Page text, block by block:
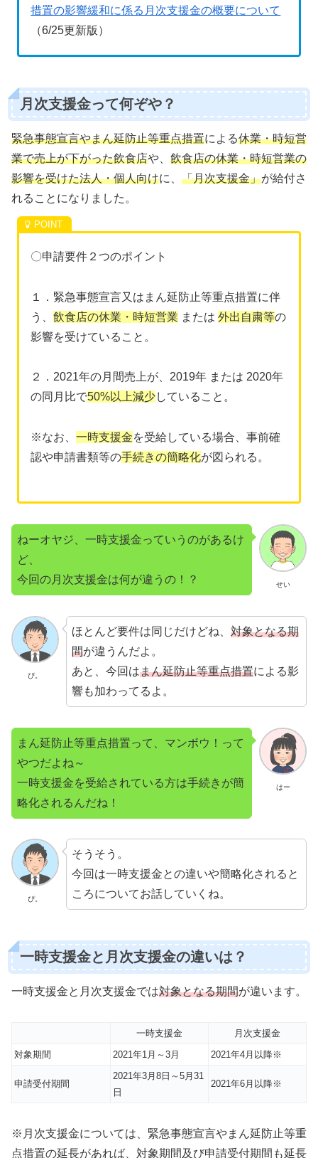
措置の影響緩和に係る⽉次⽀援⾦の概要について
（6/25更新版）
月次支援金って何ぞや？
緊急事態宣言やまん延防止等重点措置による休業・時短営
業で売上が下がった飲食店や、 飲食店の休業・時短営業の
影響を受けた法人・個人向けに、 「月次支援金」が給付さ
れることになりました。
〇申請要件２つのポイント
１．緊急事態宣言又はまん延防止等重点措置に伴
う、飲食店の休業・時短営業 または外出自粛等の
影響を受けていること。
２．2021年の月間売上が、2019年 または 2020年
の同月比で50%以上減少していること。
※なお、一時支援金を受給している場合、事前確
認や申請書類等の手続きの簡略化が図られる。
せい
ねーオヤジ、一時支援金っていうのがあるけ
ど、
今回の月次支援金は何が違うの！？
ぴ。
ほとんど要件は同じだけどね、 対象となる期
間が違うんだよ。
あと、今回はまん延防止等重点措置による影
響も加わってるよ。
はー
まん延防止等重点措置って、マンボウ！って
やつだよね～
一時支援金を受給されている方は手続きが簡
略化されるんだね！
ぴ。
そうそう。
今回は一時支援金との違いや簡略化されると
ころについてお話していくね。
一時支援金と月次支援金の違いは？
一時支援金と月次支援金では対象となる期間が違います。
一時支援金
月次支援金
対象期間
2021年1月～3月 2021年4月以降※
申請受付期間
2021年3月8日～5月31
日
2021年6月以降※
※月次支援金については、緊急事態宣言やまん延防止等重
点措置の延長があれば、対象期間及び申請受付期間も延長